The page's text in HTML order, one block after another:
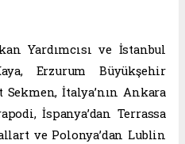
Yardımcısı ve İstanbul
Erzurum Büyükşehir
Sekmen, İtalya’nın Ankara
İspanya’dan Terrassa
ve Polonya’dan Lublin